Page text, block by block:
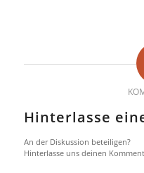
Hinterlasse
An der Diskussion beteiligen?
Hinterlasse uns deinen